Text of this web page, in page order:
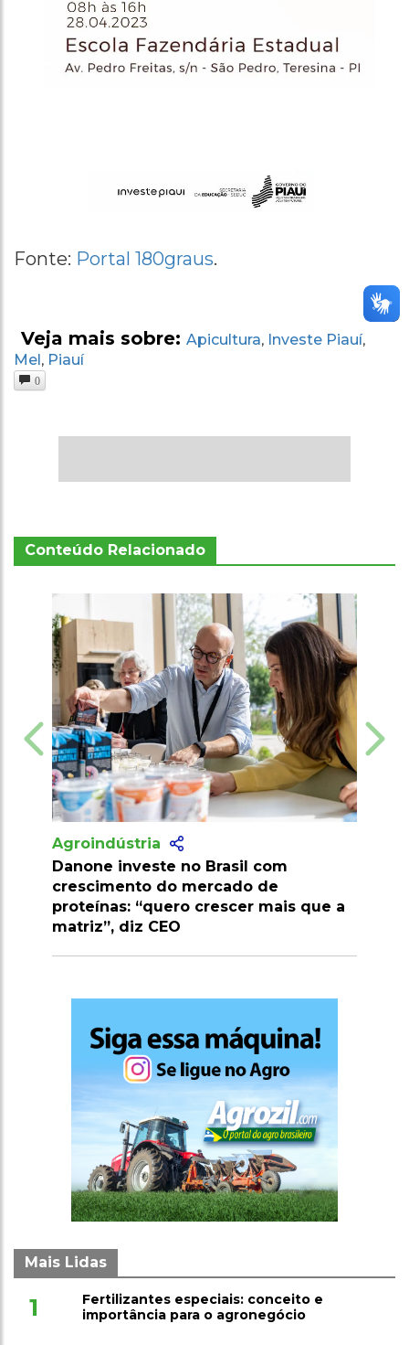
Fonte: Portal 180graus.
Veja mais sobre: Apicultura, Investe Piauí,
Mel , Piauí
0
Conteúdo Relacionado
que a
Agroindústria
Pesquisa desenvolve palma
resistente a pragas e amplia potencial
econômico
Mais Lidas
1
Fertilizantes especiais: conceito e
importância para o agronegócio